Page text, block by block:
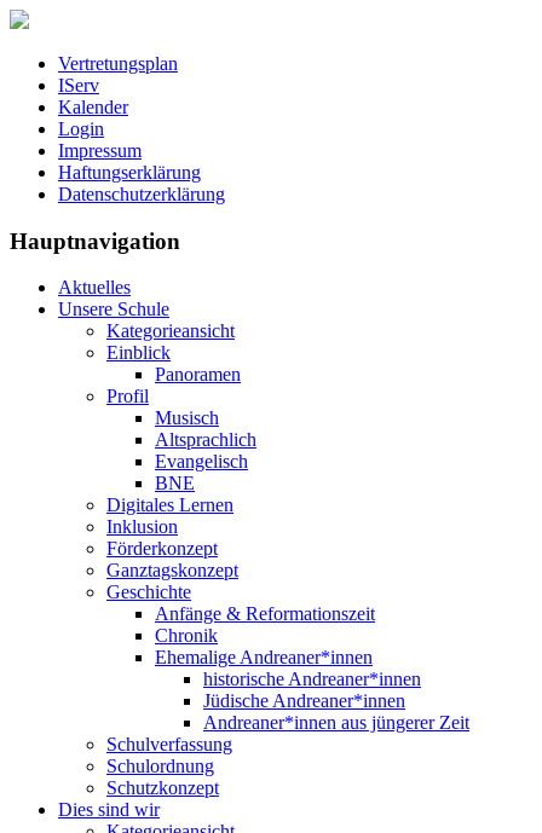
Vertretungsplan
IServ
Kalender
Login
Impressum
Haftungserklärung
Datenschutzerklärung
Hauptnavigation
Aktuelles
Unsere Schule
Kategorieansicht
Einblick
Panoramen
Profil
Musisch
Altsprachlich
Evangelisch
BNE
Digitales Lernen
Inklusion
Förderkonzept
Ganztagskonzept
Geschichte
Anfänge & Reformationszeit
Chronik
Ehemalige Andreaner*innen
historische Andreaner*innen
Jüdische Andreaner*innen
Andreaner*innen aus jüngerer Zeit
Schulverfassung
Schulordnung
Schutzkonzept
Dies sind wir